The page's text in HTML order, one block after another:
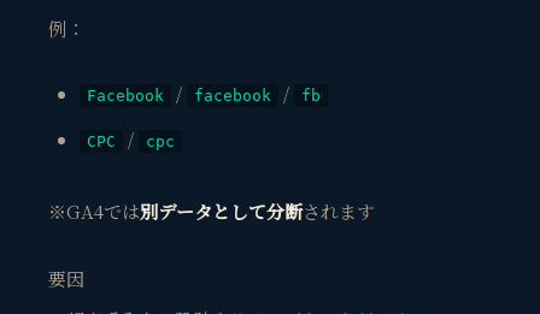
例：
Facebook / facebook / fb
CPC / cpc
※GA4では別データとして分断されます
要因